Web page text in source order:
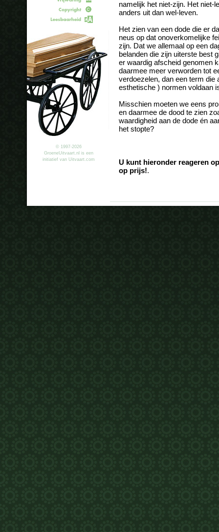
© 1997-2026
GroeneUitvaart.nl is een
initiatief van Uitvaart.com
namelijk het niet-zijn. Het niet-
anders uit dan wel-leven.
Het zien van een dode die er
neus op dat onoverkomelijke
zijn. Dat we allemaal op een
belanden die zijn uiterste best
er waardig afscheid genomen
daarmee meer verworden tot
verdoezelen, dan een term die
esthetische ) normen voldaan
Misschien moeten we eens
en daarmee de dood te zien
waardigheid aan de dode én
het stopte?
U kunt hieronder reageren
op prijs!.